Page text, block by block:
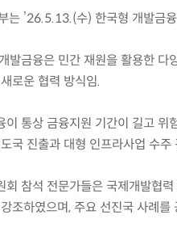
는 ’26.5.13.(수) 한국형 개발금
발금융은 민간 재원을 활용한 다
로운 협력 방식임.
이 통상 금융지원 기간이 길고 위
국 진출과 대형 인프라사업 수
회 참석 전문가들은 국제개발협
조하였으며, 주요 선진국 사례를